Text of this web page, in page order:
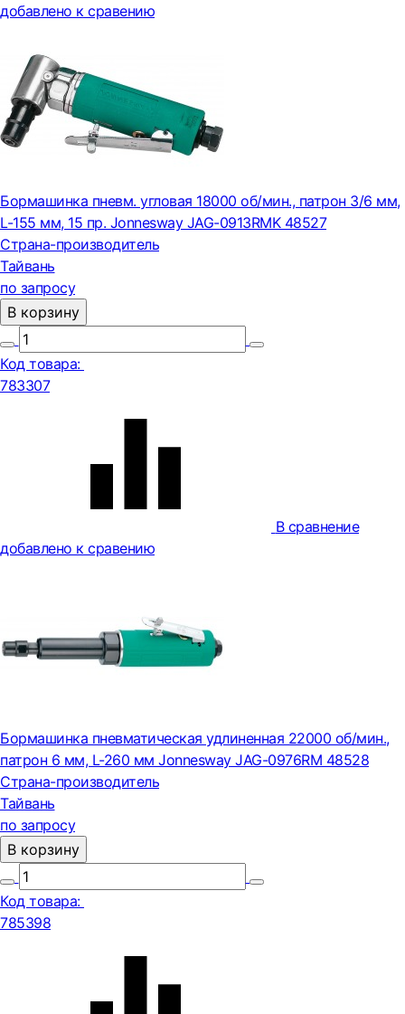
добавлено к сравению
Бормашинка пневм. угловая 18000 об/мин., патрон 3/6 мм,
L-155 мм, 15 пр. Jonnesway JAG-0913RMK 48527
Страна-производитель
Тайвань
по запросу
В корзину
Код товара:
783307
В сравнение
добавлено к сравению
Бормашинка пневматическая удлиненная 22000 об/мин.,
патрон 6 мм, L-260 мм Jonnesway JAG-0976RM 48528
Страна-производитель
Тайвань
по запросу
В корзину
Код товара:
785398